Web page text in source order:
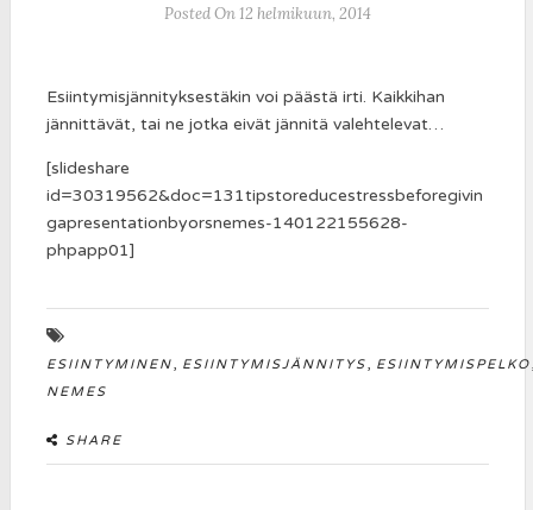
Posted On 12 helmikuun, 2014
Esiintymisjännityksestäkin voi päästä irti. Kaikkihan
jännittävät, tai ne jotka eivät jännitä valehtelevat…
[slideshare
id=30319562&doc=131tipstoreducestressbeforegivin
gapresentationbyorsnemes-140122155628-
phpapp01]
ESIINTYMINEN, ESIINTYMISJÄNNITYS, ESIINTYMISPELKO
NEMES
SHARE